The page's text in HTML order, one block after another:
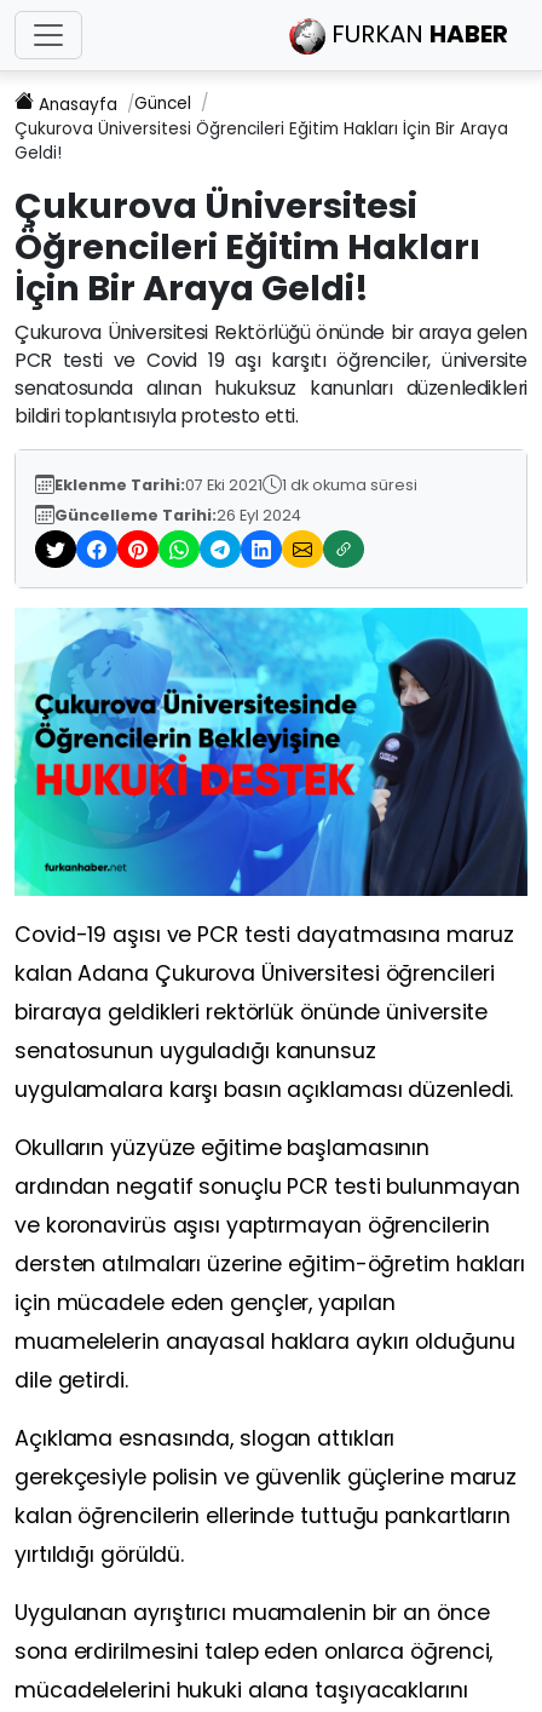
FURKAN HABER
Anasayfa
Güncel
Çukurova Üniversitesi Öğrencileri Eğitim Hakları İçin Bir Araya
Geldi!
Çukurova Üniversitesi
Öğrencileri Eğitim Hakları
İçin Bir Araya Geldi!
Çukurova Üniversitesi Rektörlüğü önünde bir araya gelen
PCR testi ve Covid 19 aşı karşıtı öğrenciler, üniversite
senatosunda alınan hukuksuz kanunları düzenledikleri
bildiri toplantısıyla protesto etti.
Eklenme Tarihi:07 Eki 2021
1 dk okuma süresi
Güncelleme Tarihi:26 Eyl 2024
Covid-19 aşısı ve PCR testi dayatmasına maruz
kalan Adana Çukurova Üniversitesi öğrencileri
biraraya geldikleri rektörlük önünde üniversite
senatosunun uyguladığı kanunsuz
uygulamalara karşı basın açıklaması düzenledi.
Okulların yüzyüze eğitime başlamasının
ardından negatif sonuçlu PCR testi bulunmayan
ve koronavirüs aşısı yaptırmayan öğrencilerin
dersten atılmaları üzerine eğitim-öğretim hakları
için mücadele eden gençler, yapılan
muamelelerin anayasal haklara aykırı olduğunu
dile getirdi.
Açıklama esnasında, slogan attıkları
gerekçesiyle polisin ve güvenlik güçlerine maruz
kalan öğrencilerin ellerinde tuttuğu pankartların
yırtıldığı görüldü.
Uygulanan ayrıştırıcı muamalenin bir an önce
sona erdirilmesini talep eden onlarca öğrenci,
mücadelelerini hukuki alana taşıyacaklarını